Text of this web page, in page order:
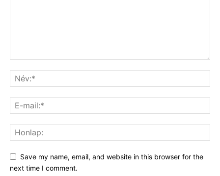
Save my name, email, and website in this browser for the
next time I comment.